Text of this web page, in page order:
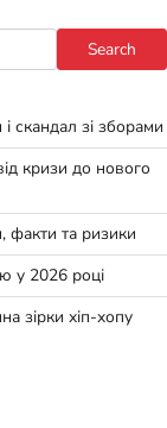
Search
скандал зі зборами
кризи до нового
факти та ризики
у 2026 році
зірки хіп-хопу